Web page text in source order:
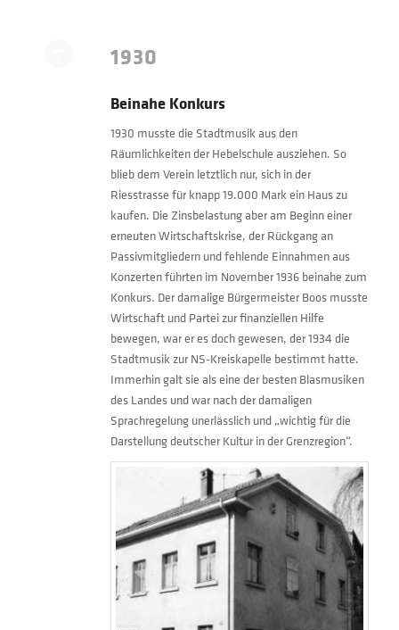
1930
Beinahe Konkurs
1930 musste die Stadtmusik aus den
Räumlichkeiten der Hebelschule ausziehen. So
blieb dem Verein letztlich nur, sich in der
Riesstrasse für knapp 19.000 Mark ein Haus zu
kaufen. Die Zinsbelastung aber am Beginn einer
erneuten Wirtschaftskrise, der Rückgang an
Passivmitgliedern und fehlende Einnahmen aus
Konzerten führten im November 1936 beinahe zum
Konkurs. Der damalige Bürgermeister Boos musste
Wirtschaft und Partei zur finanziellen Hilfe
bewegen, war er es doch gewesen, der 1934 die
Stadtmusik zur NS-Kreiskapelle bestimmt hatte.
Immerhin galt sie als eine der besten Blasmusiken
des Landes und war nach der damaligen
Sprachregelung unerlässlich und „wichtig für die
Darstellung deutscher Kultur in der Grenzregion“.